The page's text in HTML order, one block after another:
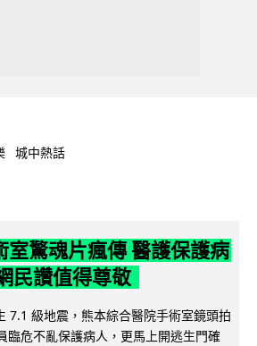
城中熱話
室驚魂片瘋傳 醫護保護病
民讚值得尊敬
7.1 級地震，熊本綜合醫院手術室鏡頭拍
臨危不亂保護病人，更馬上開逃生門確